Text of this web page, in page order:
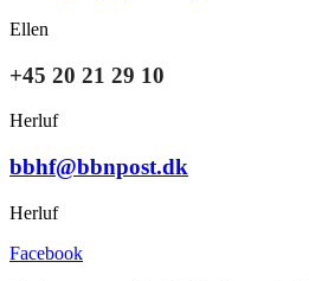
Ellen
+45 20 21 29 10
Herluf
bbhf@bbnpost.dk
Herluf
Facebook